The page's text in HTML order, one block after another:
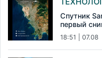
Спутник
первый
18:51 | 07.08